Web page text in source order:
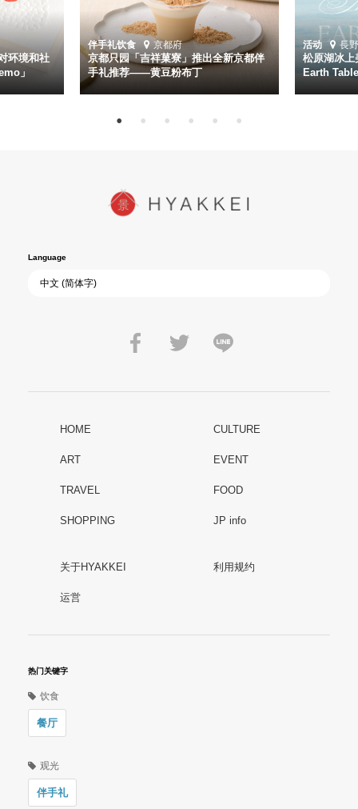
环境和社
」
伴手礼饮食 京都府
京都只园「吉祥菓寮」推出全新京都伴
手礼推荐——黄豆粉布丁
活动 長
松原湖冰
Earth
Language
HOME CULTURE
ART EVENT
TRAVEL FOOD
SHOPPING JP info
关于HYAKKEI 利用规约
运営
热门关键字
饮食
餐厅
观光
伴手礼